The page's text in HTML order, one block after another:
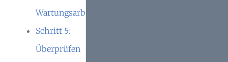
Wartungsarbeiten
Schritt 5:
Überprüfen